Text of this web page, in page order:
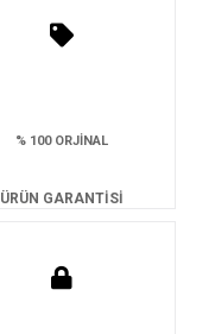
% 100 ORJİNAL
ÜRÜN GARANTİSİ